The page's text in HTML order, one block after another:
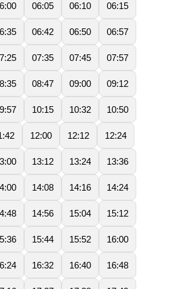
06:05 06:10 06:15
06:42 06:50 06:57
07:35 07:45 07:57
08:47 09:00 09:12
10:15 10:32 10:50
12:00 12:12 12:24
13:12 13:24 13:36
14:08 14:16 14:24
14:56 15:04 15:12
15:44 15:52 16:00
16:32 16:40 16:48